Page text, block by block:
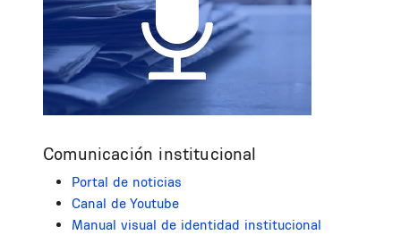
Comunicación institucional
Portal de noticias
Canal de Youtube
Manual visual de identidad institucional